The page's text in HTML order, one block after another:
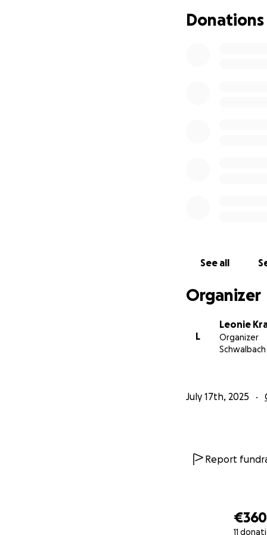
€360
11
Donations
See all
Organizer
L
Leonie
Organizer
Schwalbach
July 17th, 2025
Report